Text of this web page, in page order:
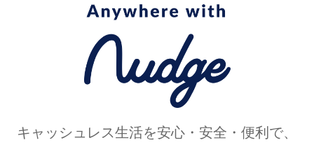
がのお)の北山杉を内装に配した、自然
のやさしさに包まれるような空間で、
「森の京都」と「お茶の京都」が体感
できます。 ・上質な宇治茶とともにい
ただく和スイーツ なかでもマストでチ
キャッシュレス生活を安心・安全・便利で、